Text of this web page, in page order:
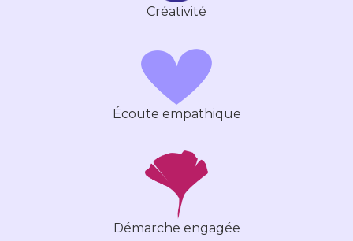
Créativité
Écoute empathique
Démarche engagée